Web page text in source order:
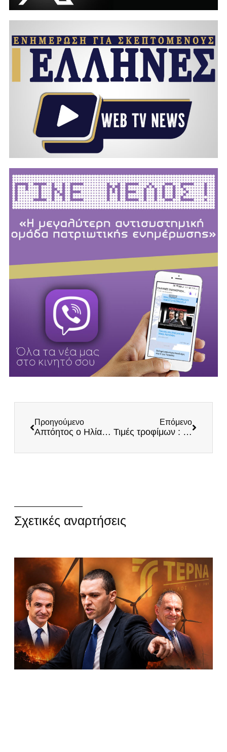
Προηγούμενο
Απτόητος ο Ηλίας Κασιδιάρης: “Μπαίνω στη Βουλή παρά τους φωτογραφικούς νόμους!”
Επόμενο
Τιμές τροφίμων : Παγκόσμια ανησυχία για αστάθεια από τις συνεχείς αυξήσεις
Σχετικές αναρτήσεις